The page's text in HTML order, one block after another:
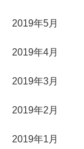
2019年5月
2019年4月
2019年3月
2019年2月
2019年1月